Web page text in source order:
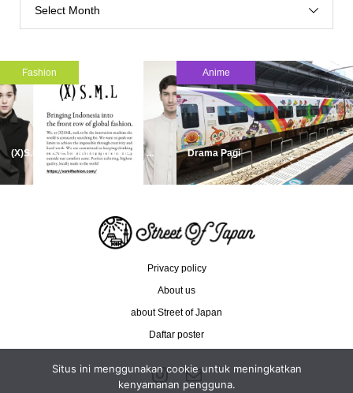
Select Month
Fashion
(X)S.M.L is Bringing Indonesia ...
Anime
Drama Pagi
Privacy policy
About us
about Street of Japan
Daftar poster
Situs ini menggunakan cookie untuk meningkatkan
kenyamanan pengguna.